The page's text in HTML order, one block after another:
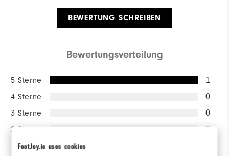
FootJoy.ie uses cookies
BEWERTUNG SCHREIBEN
Bewertungsverteilung
5 Sterne 1
4 Sterne 0
3 Sterne 0
2 Sterne 0
1 Stern